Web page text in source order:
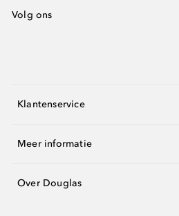
Volg ons
Klantenservice
Meer informatie
Over Douglas